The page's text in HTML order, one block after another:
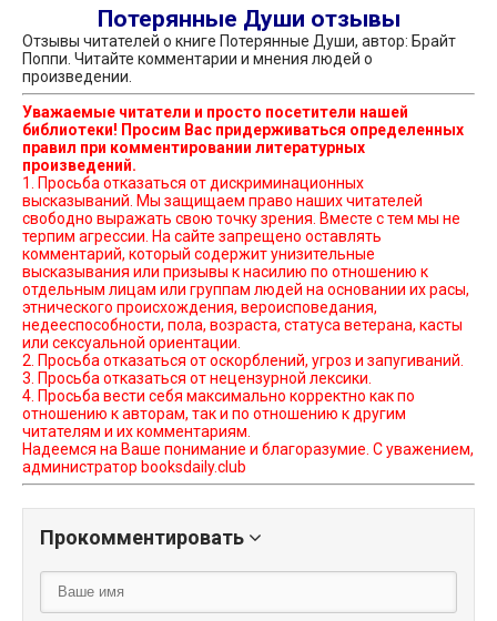
Потерянные Души отзывы
Отзывы читателей о книге Потерянные Души, автор: Брайт
Поппи. Читайте комментарии и мнения людей о
произведении.
Уважаемые читатели и просто посетители нашей
библиотеки! Просим Вас придерживаться определенных
правил при комментировании литературных
произведений.
1. Просьба отказаться от дискриминационных
высказываний. Мы защищаем право наших читателей
свободно выражать свою точку зрения. Вместе с тем мы не
терпим агрессии. На сайте запрещено оставлять
комментарий, который содержит унизительные
высказывания или призывы к насилию по отношению к
отдельным лицам или группам людей на основании их расы,
этнического происхождения, вероисповедания,
недееспособности, пола, возраста, статуса ветерана, касты
или сексуальной ориентации.
2. Просьба отказаться от оскорблений, угроз и запугиваний.
3. Просьба отказаться от нецензурной лексики.
4. Просьба вести себя максимально корректно как по
отношению к авторам, так и по отношению к другим
читателям и их комментариям.
Надеемся на Ваше понимание и благоразумие. С уважением,
администратор booksdaily.club
Прокомментировать